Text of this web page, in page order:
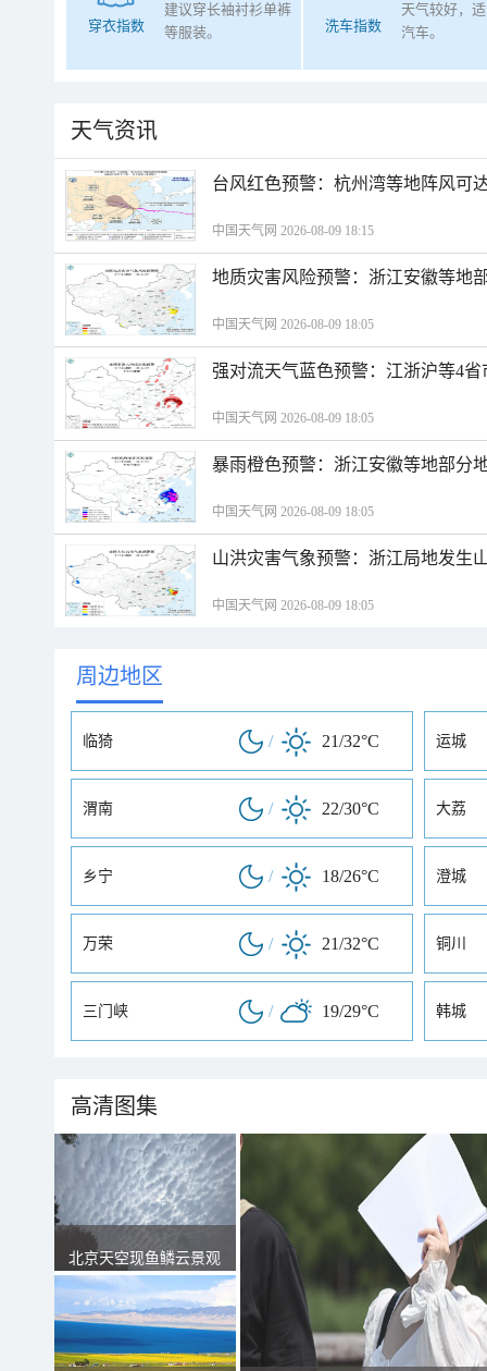
穿衣指数
建议穿长袖衬衫单裤
等服装。
洗车指数
天气较好，
汽车。
天气资讯
台风红色预警：杭州湾等地阵风可
中国天气网 2026-08-09 18:15
地质灾害风险预警：浙江安徽等地
中国天气网 2026-08-09 18:05
强对流天气蓝色预警：江浙沪等4
中国天气网 2026-08-09 18:05
暴雨橙色预警：浙江安徽等地部分
中国天气网 2026-08-09 18:05
山洪灾害气象预警：浙江局地发生
中国天气网 2026-08-09 18:05
周边地区
临猗 / 21/32°C 运城
渭南 / 22/30°C 大荔
乡宁 / 18/26°C 澄城
万荣 / 21/32°C 铜川
三门峡 / 19/29°C 韩城
高清图集
北京天空现鱼鳞云景观